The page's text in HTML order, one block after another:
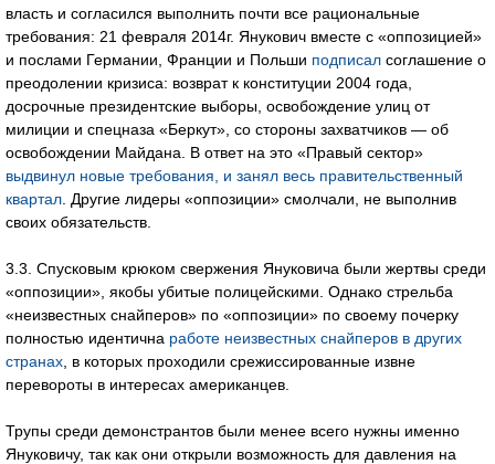
власть и согласился выполнить почти все рациональные
требования: 21 февраля 2014г. Янукович вместе с «оппозицией»
и послами Германии, Франции и Польши подписал соглашение о
преодолении кризиса: возврат к конституции 2004 года,
досрочные президентские выборы, освобождение улиц от
милиции и спецназа «Беркут», со стороны захватчиков — об
освобождении Майдана. В ответ на это «Правый сектор»
выдвинул новые требования, и занял весь правительственный
квартал . Другие лидеры «оппозиции» смолчали, не выполнив
своих обязательств.
3.3. Спусковым крюком свержения Януковича были жертвы среди
«оппозиции», якобы убитые полицейскими. Однако стрельба
«неизвестных снайперов» по «оппозиции» по своему почерку
полностью идентична работе неизвестных снайперов в других
странах , в которых проходили срежиссированные извне
перевороты в интересах американцев.
Трупы среди демонстрантов были менее всего нужны именно
Януковичу, так как они открыли возможность для давления на